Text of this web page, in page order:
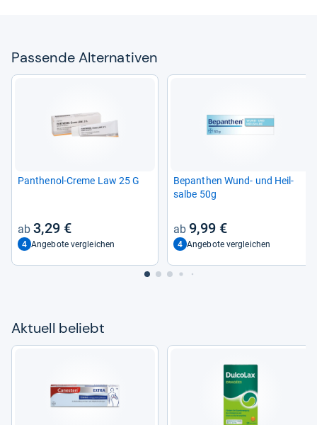
Pas­sende Alter­na­ti­ven
Pan­the­nol-​Creme Law 25 G
3,29 €
4 Angebote vergleichen
Bepan­then Wund-​ und Heil­
salbe 50g
9,99 €
4 Angebote vergleichen
Aktu­ell beliebt